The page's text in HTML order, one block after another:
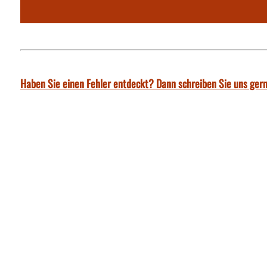
Haben Sie einen Fehler entdeckt? Dann schreiben Sie uns